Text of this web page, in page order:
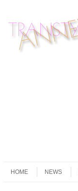
Menu
HOME
NEWS